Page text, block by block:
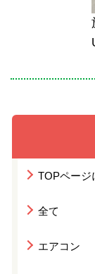
TOPページ
全て
エアコン